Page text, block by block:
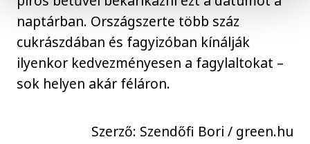
naptárban. Országszerte több száz
cukrászdában és fagyizóban kínálják
ilyenkor kedvezményesen a fagylaltokat –
sok helyen akár féláron.
Szerző: Szendőfi Bori / green.hu